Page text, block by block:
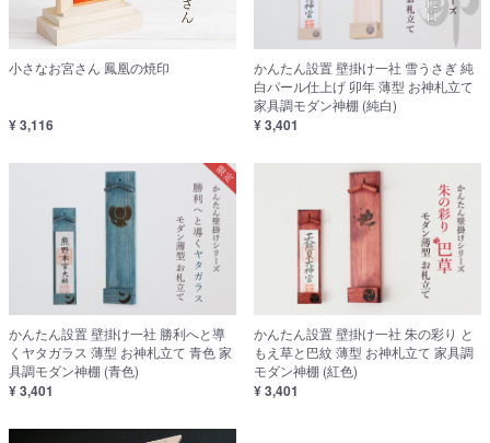
小さなお宮さん 鳳凰の焼印
¥ 3,116
かんたん設置 壁掛け一社 雪うさぎ 純
白パール仕上げ 卯年 薄型 お神札立て
家具調モダン神棚 (純白)
¥ 3,401
かんたん設置 壁掛け一社 勝利へと導
くヤタガラス 薄型 お神札立て 青色 家
具調モダン神棚 (青色)
¥ 3,401
かんたん設置 壁掛け一社 朱の彩り と
もえ草と巴紋 薄型 お神札立て 家具調
モダン神棚 (紅色)
¥ 3,401